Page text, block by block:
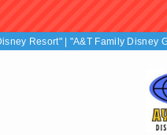
1分
Resort" | "A&T Family Disney